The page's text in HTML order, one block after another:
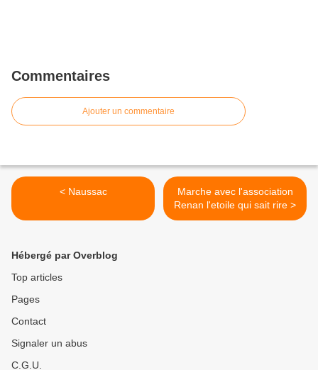
Commentaires
Ajouter un commentaire
< Naussac
Marche avec l'association
Renan l'etoile qui sait rire >
Hébergé par Overblog
Top articles
Pages
Contact
Signaler un abus
C.G.U.